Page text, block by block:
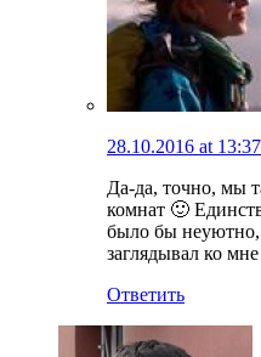
28.10.2016 at 13:37
Да-да, точно, мы
комнат 🙂
было бы неуютно,
заглядывал ко
Ответить